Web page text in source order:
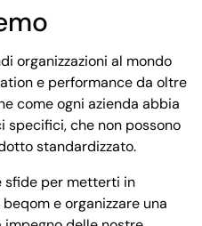
organizzazioni al mondo
e performance da oltre
come ogni azienda abbia
specifici, che non possono
standardizzato.
sfide per metterti in
e organizzare una